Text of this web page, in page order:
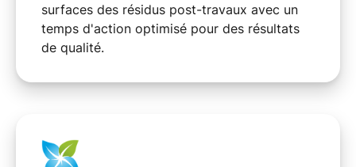
surfaces des résidus post-travaux avec un
temps d'action optimisé pour des résultats
de qualité.